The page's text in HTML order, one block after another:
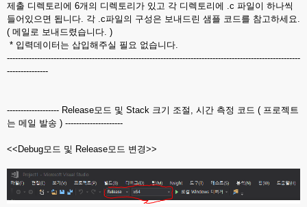
제출 디렉토리에 6개의 디렉토리가 있고 각 디렉토리에 .c 파일이 하나씩
들어있으면 됩니다. 각 .c파일의 구성은 보내드린 샘플 코드를 참고하세요.
( 메일로 보내드렸습니다. )
* 입력데이터는 삽입해주실 필요 없습니다.
-----------------------------------------------------------------------------------------------------------
---------------
------------------- Release모드 및 Stack 크기 조절, 시간 측정 코드 ( 프로젝트
는 메일 발송 ) ---------------------
<<Debug모드 및 Release모드 변경>>